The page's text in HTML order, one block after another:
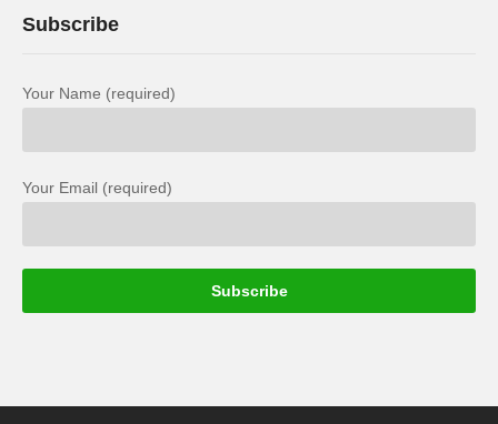
Subscribe
Your Name (required)
Your Email (required)